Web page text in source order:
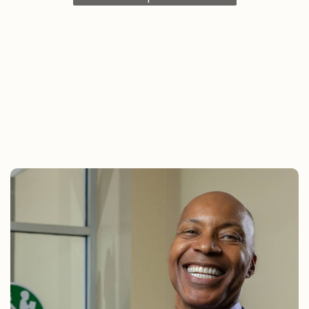
afilié a nuestro sindicato. Para formar parte de
Como miembro de nuestro Comité de